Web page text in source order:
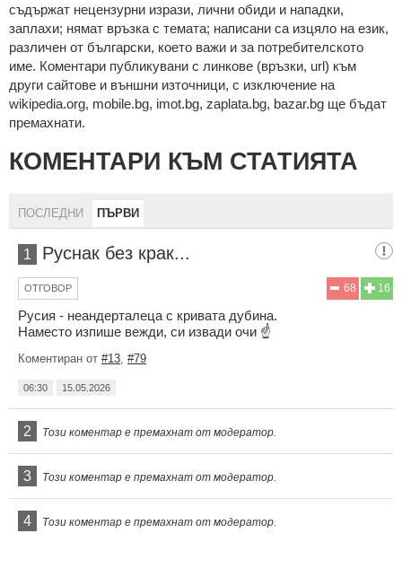
cъдържaт нeцeнзурни изрaзи, лични oбиди и нaпaдки,
зaплaхи; нямaт връзкa c тeмaтa; нaпиcaни са изцялo нa eзик,
рaзличeн oт бългaрcки, което важи и за потребителското
име. Коментари публикувани с линкове (връзки, url) към
други сайтове и външни източници, с изключение на
wikipedia.org, mobile.bg, imot.bg, zaplata.bg, bazar.bg ще бъдат
премахнати.
КОМЕНТАРИ КЪМ СТАТИЯТА
ПОСЛЕДНИ ПЪРВИ
1 Руснак без крак...
16
68
ОТГОВОР
Русия - неандерталеца с кривата дубина.
Наместо изпише вежди, си извади очи ☝️
Коментиран от #13, #79
06:30 15.05.2026
2 Този коментар е премахнат от модератор.
3 Този коментар е премахнат от модератор.
4 Този коментар е премахнат от модератор.